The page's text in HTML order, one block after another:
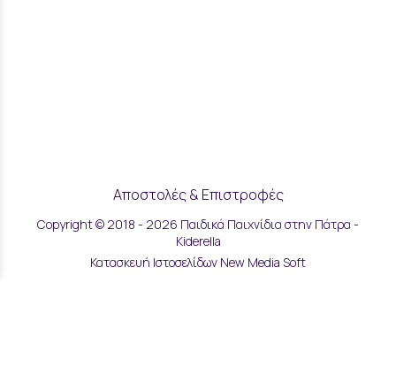
Αποστολές & Επιστροφές
Τρόποι Παραγγελίας & Πληρωμής
Επικοινωνία
Copyright © 2018 - 2026 Παιδικά Παιχνίδια στην Πάτρα -
Kiderella
Κατασκευή Ιστοσελίδων New Media Soft